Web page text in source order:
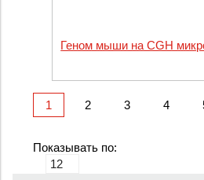
Геном мыши на CGH
1 2 3 4
Показывать по: